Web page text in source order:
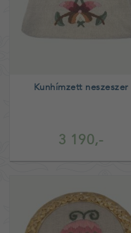
3 190,-
Kunhímzett neszeszer